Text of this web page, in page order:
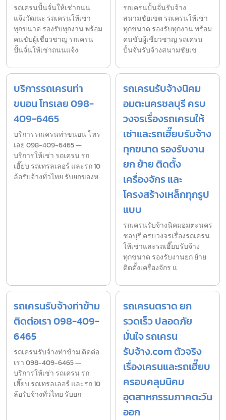
รถเครนปั้นจั่นให้เช่าถนน
แจ้งวัฒนะ รถเครนให้เช่า
ทุกขนาด รองรับทุกงาน พร้อม
คนขับผู้เชี่ยวชาญ รถเครน
ปั้นจั่นให้เช่าถนนแจ้ง
รถเครนปั้นจั่นรับจ้าง
สนามชัยเขต รถเครนให้เช่า
ทุกขนาด รองรับทุกงาน พร้อม
คนขับผู้เชี่ยวชาญ รถเครน
ปั้นจั่นรับจ้างสนามชัยเข
บริการรถเครนท่า
ขนอน โทรเลย 098-
409-6465
บริการรถเครนท่าขนอน โทร
เลย 098-409-6465 —
บริการให้เช่า รถเครน รถ
เฮี๊ยบ รถเทรลเลอร์ และรถ 10
ล้อรับจ้างทั่วไทย รับยกของห
รถเครนรับจ้างนิคม
อมตะนครชลบุรี ครบ
วงจรเรื่องรถเครนให้
เช่าและรถเฮี๊ยบรับจ้าง
ทุกขนาด รองรับงาน
ยก ย้าย ติดตั้ง
เครื่องจักร และ
โครงสร้างเหล็กทุกรูป
แบบ
รถเครนรับจ้างนิคมอมตะนคร
ชลบุรี ครบวงจรเรื่องรถเครน
ให้เช่าและรถเฮี๊ยบรับจ้าง
ทุกขนาด รองรับงานยก ย้าย
ติดตั้งเครื่องจักร แ
รถเครนรับจ้างท่าข้าม
ติดต่อเรา 098-409-
6465
รถเครนรับจ้างท่าข้าม ติดต่อ
เรา 098-409-6465 —
บริการให้เช่า รถเครน รถ
เฮี๊ยบ รถเทรลเลอร์ และรถ 10
ล้อรับจ้างทั่วไทย รับยก
รถเครนตราด ยก
รวดเร็ว ปลอดภัย
มั่นใจ รถเครน
รับจ้าง.com ตัวจริง
เรื่องเครนและรถเฮี๊ยบ
ครอบคลุมนิคม
อุตสาหกรรมภาคตะวัน
ออก